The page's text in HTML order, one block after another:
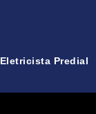
Eletricista Predial